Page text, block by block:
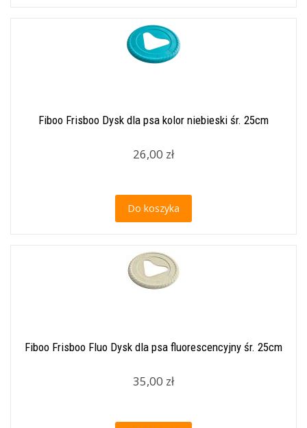
Fiboo Frisboo Dysk dla psa kolor niebieski śr. 25cm
26,00 zł
Do koszyka
Fiboo Frisboo Fluo Dysk dla psa fluorescencyjny śr. 25cm
35,00 zł